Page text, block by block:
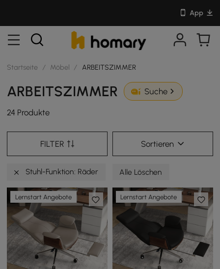
App
Startseite / Möbel / ARBEITSZIMMER
ARBEITSZIMMER Suche
24 Produkte
FILTER Sortieren
Stuhl-Funktion: Räder Alle Löschen
Lernstart Angebote Lernstart Angebote